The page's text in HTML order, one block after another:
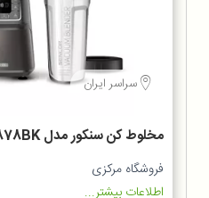
سراسر ایران
مخلوط‌ کن سنکور مدل SBU7878BK
فروشگاه مرکزی
اطلاعات بیشتر...